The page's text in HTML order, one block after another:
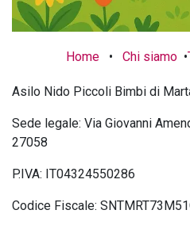
Home • Chi siamo •
Asilo Nido Piccoli Bimbi di
Sede legale: Via Giovanni
27058
P.IVA: IT04324550286
Codice Fiscale: